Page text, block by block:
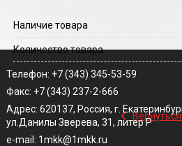
Наличие товара
Количество товара
‹
Телефон: +7 (343) 345-53-59
Факс: +7 (343) 237-2-666
Адрес: 620137, Россия, г.
ул.Данилы Зверева, 31, литер Р
e-mail: 1mkk@1mkk.ru